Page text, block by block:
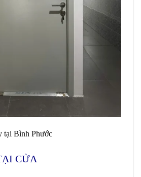
tại Bình Phước
CỬA